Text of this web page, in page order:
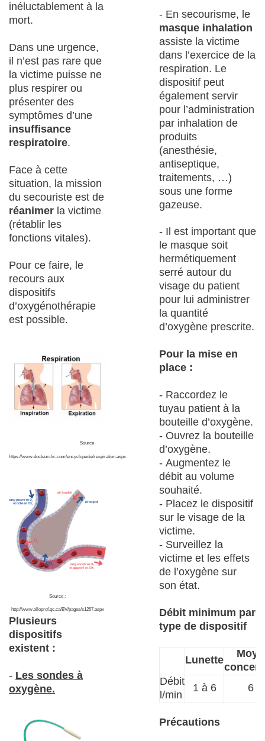
inéluctablement à la
mort.
Dans une urgence,
il n’est pas rare que
la victime puisse ne
plus respirer ou
présenter des
symptômes d’une
insuffisance
respiratoire.
Face à cette
situation, la mission
du secouriste est de
réanimer la victime
(rétablir les
fonctions vitales).
Pour ce faire, le
recours aux
dispositifs
d’oxygénothérapie
est possible.
Source
https://www.docteurclic.com/encyclopedie/respiration.aspx
Source :
http://www.alloprof.qc.ca/BV/pages/s1267.aspx
Plusieurs
dispositifs
existent :
- Les sondes à
oxygène.
- En secourisme, le
masque inhalation
assiste la victime
dans l’exercice de la
respiration. Le
dispositif peut
également servir
pour l’administration
par inhalation de
produits
(anesthésie,
antiseptique,
traitements, …)
sous une forme
gazeuse.
- Il est important que
le masque soit
hermétiquement
serré autour du
visage du patient
pour lui administrer
la quantité
d’oxygène prescrite.
Pour la mise en
place :
- Raccordez le
tuyau patient à la
bouteille d’oxygène.
- Ouvrez la bouteille
d’oxygène.
- Augmentez le
débit au volume
souhaité.
- Placez le dispositif
sur le visage de la
victime.
- Surveillez la
victime et les effets
de l’oxygène sur
son état.
Débit minimum par
type de dispositif
Lunette
Débit
l/min
1 à 6 6 à
Précautions